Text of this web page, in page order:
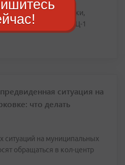
укладку брусчатки,
по направлению к ТЭЦ-1
ситуация на
что делать
ситуаций на муниципальных
обращаться в кол-центр